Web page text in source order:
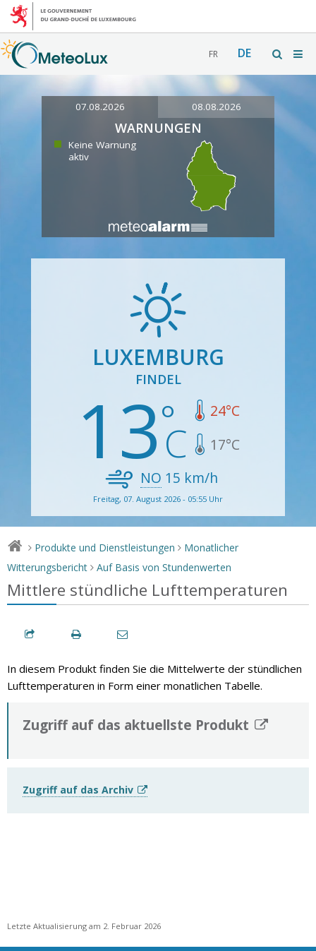
FR DE
07.08.2026 08.08.2026
WARNUNGEN
Keine Warnung
aktiv
LUXEMBURG
FINDEL
13 24°C
17°C
NO 15 km/h
Freitag, 07. August 2026 - 05:55 Uhr
> Produkte und Dienstleistungen > Monatlicher
Witterungsbericht > Auf Basis von Stundenwerten
Mittlere stündliche Lufttemperaturen
In diesem Produkt finden Sie die Mittelwerte der stündlichen
Lufttemperaturen in Form einer monatlichen Tabelle.
Zugriff auf das aktuellste Produkt
Zugriff auf das Archiv
Letzte Aktualisierung am 2. Februar 2026